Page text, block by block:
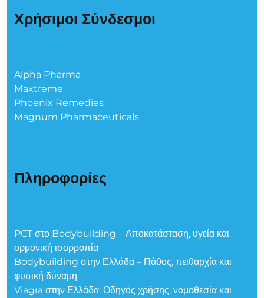
Χρήσιμοι Σύνδεσμοι
Alpha Pharma
Maxtreme
Phoenix Remedies
Magnum Pharmaceuticals
Πληροφορίες
PCT στο Bodybuilding – Αποκατάσταση, υγεία και
ορμονική ισορροπία
Bodybuilding στην Ελλάδα – Πάθος, πειθαρχία και
φυσική δύναμη
Viagra στην Ελλάδα: Οδηγός χρήσης, νομοθεσία και